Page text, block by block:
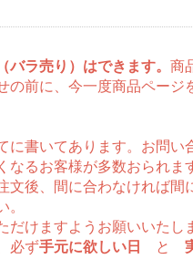
バラ売り）はできます。商
の前に、今一度商品ページ
書いてあります。お問い
るお客様が多数おられま
文後、間に合わなければ間
。
けますようお願いいたし
必ず手元に欲しい日 と